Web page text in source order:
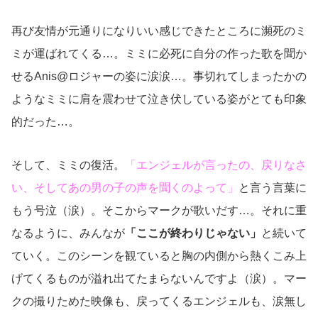
再び友情が元通りになりいい感じできたところに瀕死のミ
ミが運ばれてくる…。ミミに必死に自分の作った歌を聞か
せるAnis@ロジャーの姿に涙涙…。事切れてしまったかの
ようなミミに肩を震わせて泣き伏している姿がとても印象
的だった…。
そして、ミミの復活。
「エンジェルが言ったの、戻りなさ
い、そしてあの男の子の声を聞くのよって」
と言う言葉に
もう号泣（涙）。そこからマークが歌いだす…。それに重
なるように、みんなが 「ここが終わりじゃない」
と続いて
ていく。このシーンを観ていると胸の内側から熱くこみ上
げてくるものが溢れ出てたまらないんですよ（涙）。マー
クの撮りためた映像も、戻ってくるエンジェルも、涙無し